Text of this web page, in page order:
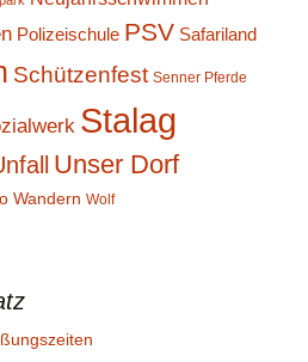
Polizeischule PSV Safariland
Schützenfest Senner Pferde
Stalag
Unser Dorf
Wandern Wolf